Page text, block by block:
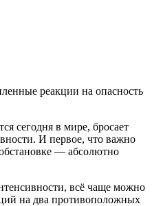
реакции на опасность
сегодня в мире, бросает
И первое, что важно
обстановке — абсолютно
всё чаще можно
на два противоположных